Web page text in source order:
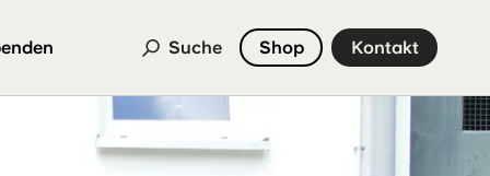
Suche Shop Kontakt